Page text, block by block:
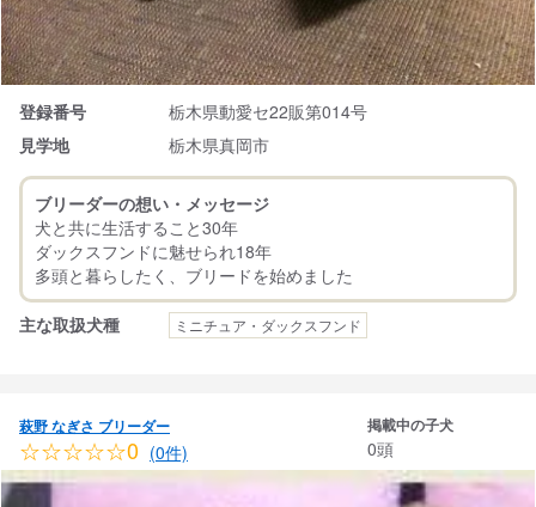
登録番号
栃木県動愛セ22販第014号
見学地
栃木県真岡市
ブリーダーの想い・メッセージ
犬と共に生活すること30年
ダックスフンドに魅せられ18年
主な取扱犬種 ミニチュア・ダックスフンド
萩野 なぎさ ブリーダー
☆☆☆☆☆0 (0件)
掲載中の子犬
0頭